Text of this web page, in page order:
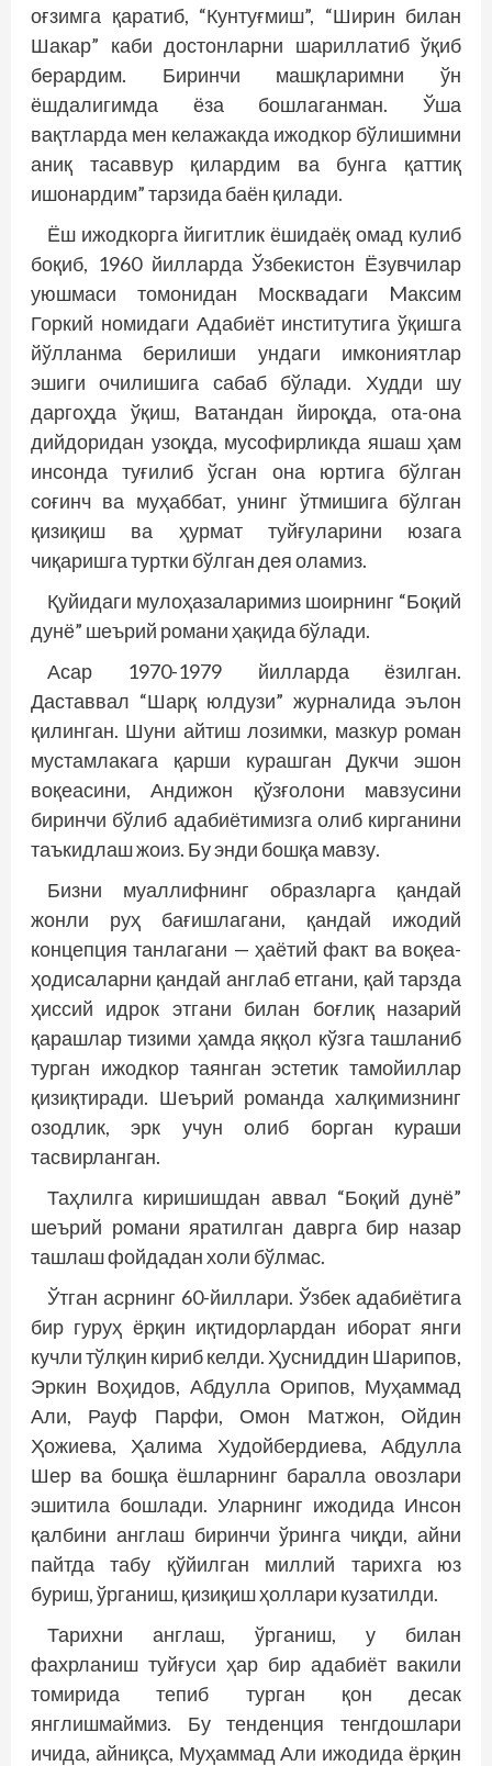
оғзимга қаратиб, “Кунтуғмиш”, “Ширин билан
Шакар” каби достонларни шариллатиб ўқиб
берардим. Биринчи машқларимни ўн
ёшдалигимда ёза бошлаганман. Ўша
вақтларда мен келажакда ижодкор бўлишимни
аниқ тасаввур қилардим ва бунга қаттиқ
ишонардим” тарзида баён қилади.
Ёш ижодкорга йигитлик ёшидаёқ омад кулиб
боқиб, 1960 йилларда Ўзбекистон Ёзувчилар
уюшмаси томонидан Москвадаги Mаксим
Горкий номидаги Адабиёт институтига ўқишга
йўлланма берилиши ундаги имкониятлар
эшиги очилишига сабаб бўлади. Худди шу
даргоҳда ўқиш, Ватандан йироқда, ота-она
дийдоридан узоқда, мусофирликда яшаш ҳам
инсонда туғилиб ўсган она юртига бўлган
соғинч ва муҳаббат, унинг ўтмишига бўлган
қизиқиш ва ҳурмат туйғуларини юзага
чиқаришга туртки бўлган дея оламиз.
Қуйидаги мулоҳазаларимиз шоирнинг “Боқий
дунё” шеърий романи ҳақида бўлади.
Асар 1970-1979 йилларда ёзилган.
Даставвал “Шарқ юлдузи” журналида эълон
қилинган. Шуни айтиш лозимки, мазкур роман
мустамлакага қарши курашган Дукчи эшон
воқеасини, Андижон қўзғолони мавзусини
биринчи бўлиб адабиётимизга олиб кирганини
таъкидлаш жоиз. Бу энди бошқа мавзу.
Бизни муаллифнинг образларга қандай
жонли руҳ бағишлагани, қандай ижодий
концепция танлагани — ҳаётий факт ва воқеа-
ҳодисаларни қандай англаб етгани, қай тарзда
ҳиссий идрок этгани билан боғлиқ назарий
қарашлар тизими ҳамда яққол кўзга ташланиб
турган ижодкор таянган эстетик тамойиллар
қизиқтиради. Шеърий романда халқимизнинг
озодлик, эрк учун олиб борган кураши
тасвирланган.
Таҳлилга киришишдан аввал “Боқий дунё”
шеърий романи яратилган даврга бир назар
ташлаш фойдадан холи бўлмас.
Ўтган асрнинг 60-йиллари. Ўзбек адабиётига
бир гуруҳ ёрқин иқтидорлардан иборат янги
кучли тўлқин кириб келди. Ҳусниддин Шарипов,
Эркин Воҳидов, Абдулла Орипов, Муҳаммад
Али, Рауф Парфи, Омон Матжон, Ойдин
Ҳожиева, Ҳалима Худойбердиева, Абдулла
Шер ва бошқа ёшларнинг баралла овозлари
эшитила бошлади. Уларнинг ижодида Инсон
қалбини англаш биринчи ўринга чиқди, айни
пайтда табу қўйилган миллий тарихга юз
буриш, ўрганиш, қизиқиш ҳоллари кузатилди.
Тарихни англаш, ўрганиш, у билан
фахрланиш туйғуси ҳар бир адабиёт вакили
томирида тепиб турган қон десак
янглишмаймиз. Бу тенденция тенгдошлари
ичида, айниқса, Муҳаммад Али ижодида ёрқин